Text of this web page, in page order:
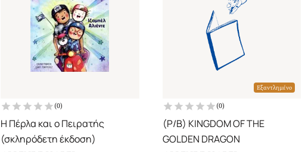
(0)
Η Πέρλα και ο Πειρατής
(σκληρόδετη έκδοση)
Εξαντλημένο
(0)
(P/B) KINGDOM OF THE
GOLDEN DRAGON